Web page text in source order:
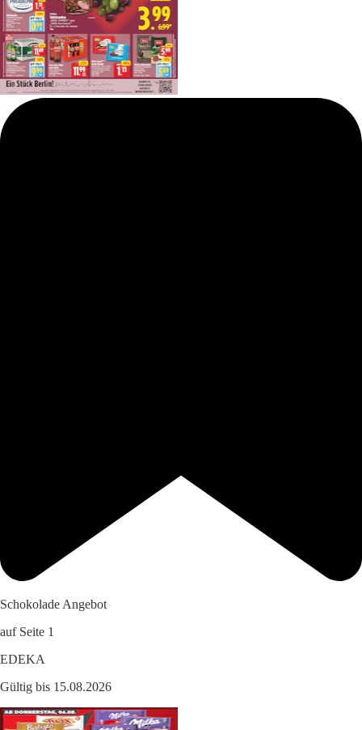
Schokolade Angebot
auf Seite 1
EDEKA
Gültig bis 15.08.2026